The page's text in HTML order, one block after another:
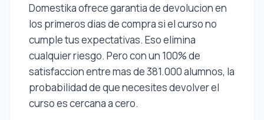
Domestika ofrece garantia de devolucion en
los primeros dias de compra si el curso no
cumple tus expectativas. Eso elimina
cualquier riesgo. Pero con un 100% de
satisfaccion entre mas de 381.000 alumnos, la
probabilidad de que necesites devolver el
curso es cercana a cero.